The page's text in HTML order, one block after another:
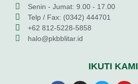
Senin - Jumat: 9.00 - 17.00
Telp / Fax: (0342) 444701
+62 812-5228-5858
halo@pkbblitar.id
IKUTI KAMI